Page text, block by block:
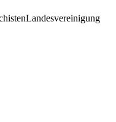
Landesvereinigung